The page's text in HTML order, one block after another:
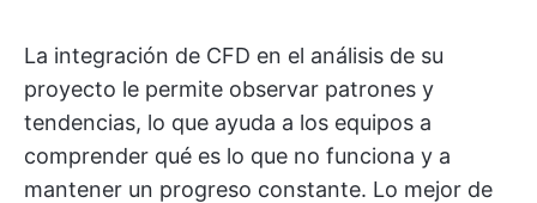
La integración de CFD en el análisis de su
proyecto le permite observar patrones y
tendencias, lo que ayuda a los equipos a
comprender qué es lo que no funciona y a
mantener un progreso constante. Lo mejor de